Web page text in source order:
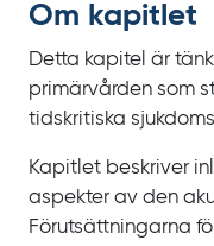
Om kapitlet
Detta kapitel är
primärvården som
tidskritiska
Kapitlet beskriver
aspekter av den
Förutsättningarna